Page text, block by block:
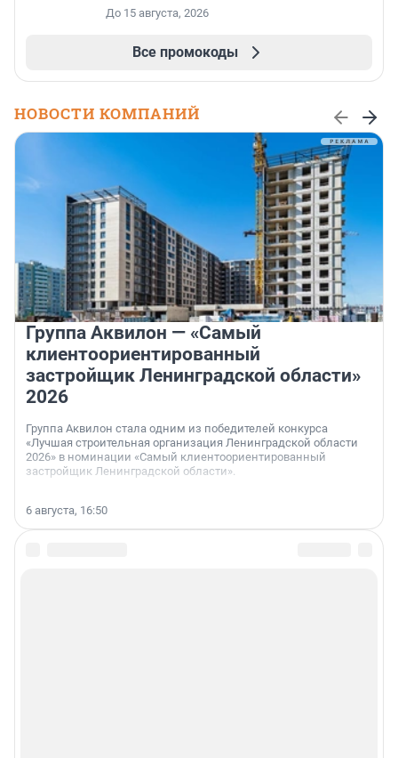
До 15 августа, 2026
Все промокоды
НОВОСТИ КОМПАНИЙ
Группа Аквилон — «Самый
клиентоориентированный
застройщик Ленинградской области»
2026
Группа Аквилон стала одним из победителей конкурса
«Лучшая строительная организация Ленинградской области
2026» в номинации «Самый клиентоориентированный
застройщик Ленинградской области».
6 августа, 16:50